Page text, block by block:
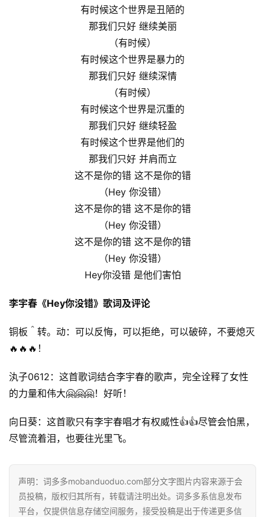
有时候这个世界是丑陋的
那我们只好 继续美丽
（有时候）
有时候这个世界是暴力的
那我们只好 继续深情
（有时候）
有时候这个世界是沉重的
那我们只好 继续轻盈
有时候这个世界是他们的
那我们只好 并肩而立
这不是你的错 这不是你的错
（Hey 你没错）
这不是你的错 这不是你的错
（Hey 你没错）
这不是你的错 这不是你的错
（Hey 你没错）
Hey你没错 是他们害怕
李宇春《Hey你没错》歌词及评论
铜板＾转。动：可以反悔，可以拒绝，可以破碎，不要熄灭
🔥🔥🔥！
汍子0612：这首歌词结合李宇春的歌声，完全诠释了女性
的力量和伟大🤗🤗🤗！好听！
向日葵：这首歌只有李宇春唱才有权威性👍👍尽管会怕黑，
尽管流着泪，也要往光里飞。
声明：词多多mobanduoduo.com部分文字图片内容来源于会
员投稿，版权归其所有，转载请注明出处。词多多系信息发布
平台，仅提供信息存储空间服务，接受投稿是出于传递更多信